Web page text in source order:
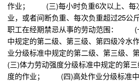
作业； (三)每小时负重6次以上、每
业，或者间断负重、每次负重超过25
职工在经期禁忌从事的劳动范围： (
中规定的第二级、第三级、第四级冷
业分级标准中规定的第二级、第三级
(三)体力劳动强度分级标准中规定的第
度的作业； (四)高处作业分级标准中